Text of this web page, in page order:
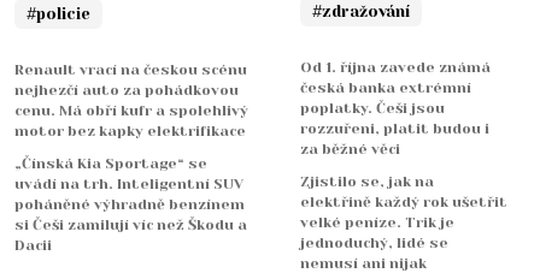
#policie
Renault vrací na českou scénu
nejhezčí auto za pohádkovou
cenu. Má obří kufr a spolehlivý
motor bez kapky elektrifikace
„Čínská Kia Sportage“ se
uvádí na trh. Inteligentní SUV
poháněné výhradně benzínem
si Češi zamilují víc než Škodu a
Dacii
#zdražování
Od 1. října zavede známá
česká banka extrémní
poplatky. Češi jsou
rozzuřeni, platit budou i
za běžné věci
Zjistilo se, jak na
elektřině každý rok ušetřit
velké peníze. Trik je
jednoduchý, lidé se
nemusí ani nijak